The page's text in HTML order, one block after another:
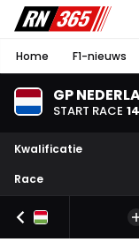
Home F1-nieuws
GP
START RACE 14
Kwalificatie
Race